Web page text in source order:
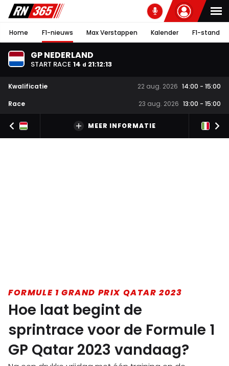
Home F1-nieuws Max Verstappen Kalender F1-stand
GP NEDERLAND
START RACE 14 d 21:12:12
Kwalificatie 22 aug. 2026 14:00 - 15:00
Race
23 aug. 2026 13:00 - 15:00
MEER INFORMATIE
FORMULE 1 GRAND PRIX QATAR 2023
Hoe laat begint de
sprintrace voor de Formule 1
GP Qatar 2023 vandaag?